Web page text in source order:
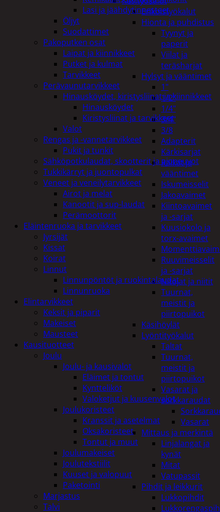
Erikoistyökalut
Hionta ja puhdistus
Tyynyt ja
paperit
Viilat ja
teräsharjat
Hylsyt ja vääntimet
1"
1/2"
1/4"
3/4"
3/8
Adapterit
Kärkisarjat
Räikät ja
vääntimet
Iskumeisselit
Jakoavaimet
Kiintoavaimet
ja -sarjat
Kuusiokolo ja
torx-avaimet
Ruuvimeisselit
ja -sarjat
Nitojat ja niitit
Tuurnat,
meistit ja
piirtopuikot
Käsihöylät
Lyöntityökalut
Taltat
Tuurnat,
meistit ja
piirtopuikot
Vasarat ja
sorkkaraudat
Vasarat
Mittaus ja merkintä
Linjalangat ja
kynät
Mitat
Vatupassit
Pihdit ja leikkurit
Lukkopihdit
Lasi ja jäähdytinnesteet
Öljyt
Suodattimet
Pakoputken osat
Laipat ja kiinnikkeet
Putket ja kulmat
Tarvikkeet
Perävaunutarvikkeet
Hinausköydet, kiristysliinat ja kiinnikkeet
Hinausköydet
Kiristysliinat ja tarvikkeet
Valot
Rengas ja -vannetarvikkeet
Pukit ja tunkit
Sähköpotkulaudat, skootterit ja ajoneuvot
Tukkikärryt ja juontopulkat
Veneet ja veneilytarvikkeet
Airot ja melat
Kanootit ja sup-laudat
Perämoottorit
Eläintenruoka ja tarvikkeet
Jyrsijät
Kissat
Koirat
Linnut
Linnunpöntöt ja ruokintalaudat
Linnunruoka
Elintarvikkeet
Keksit ja piparit
Makeiset
Mausteet
Kausituotteet
Joulu
Joulu- ja kausivalot
Eläimet ja tontut
Kyntteliköt
Valoketjut ja kuusenvalot
Joulukoristeet
Kranssit ja asetelmat
Oksakoristeet
Tontut ja muut
Joulumakeiset
Joulutekstiilit
Kuuset ja valopuut
Paketointi
Marjastus
Talvi